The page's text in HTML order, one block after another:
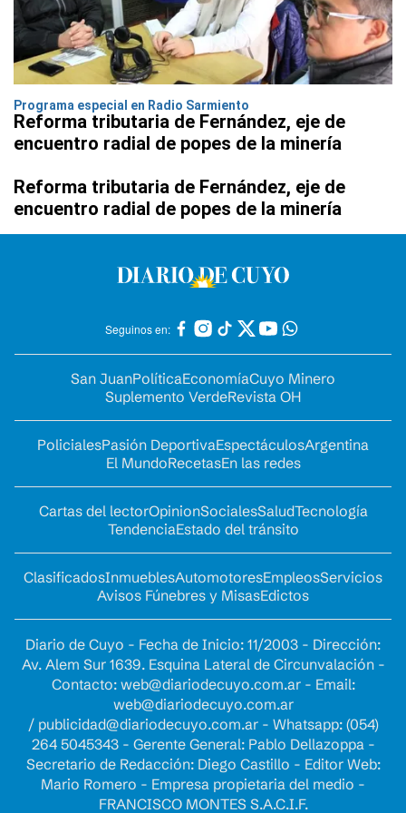
Programa especial en Radio Sarmiento
Reforma tributaria de Fernández, eje de
encuentro radial de popes de la minería
Reforma tributaria de Fernández, eje de
encuentro radial de popes de la minería
Seguinos en:
San JuanPolíticaEconomíaCuyo Minero
Suplemento VerdeRevista OH
PolicialesPasión DeportivaEspectáculosArgentina
El MundoRecetasEn las redes
Cartas del lectorOpinionSocialesSaludTecnología
TendenciaEstado del tránsito
ClasificadosInmueblesAutomotoresEmpleosServicios
Avisos Fúnebres y MisasEdictos
Diario de Cuyo - Fecha de Inicio: 11/2003 - Dirección:
Av. Alem Sur 1639. Esquina Lateral de Circunvalación -
Contacto: web@diariodecuyo.com.ar- Email:
web@diariodecuyo.com.ar
/ publicidad@diariodecuyo.com.ar- Whatsapp: (054)
264 5045343 - Gerente General: Pablo Dellazoppa -
Secretario de Redacción: Diego Castillo - Editor Web:
Mario Romero - Empresa propietaria del medio -
FRANCISCO MONTES S.A.C.I.F.